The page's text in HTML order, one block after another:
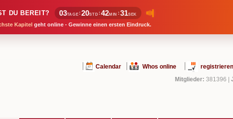
DU BEREIT? 03TAGE :20STD :42MIN :30SEK
Kapitel geht online - Gewinne einen ersten Eindruck.
Calendar Whos online registrieren
Mitglieder: 381396